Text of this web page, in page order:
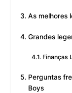
As melhores
Grandes
Finanças
Perguntas
Boys